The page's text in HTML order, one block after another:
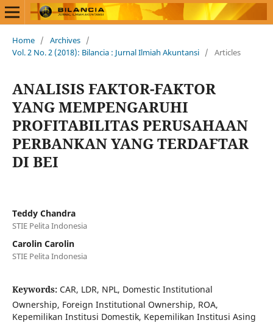
Home / Archives /
Vol. 2 No. 2 (2018): Bilancia : Jurnal Ilmiah Akuntansi / Articles
ANALISIS FAKTOR-FAKTOR
YANG MEMPENGARUHI
PROFITABILITAS PERUSAHAAN
PERBANKAN YANG TERDAFTAR
DI BEI
Teddy Chandra
STIE Pelita Indonesia
Carolin Carolin
STIE Pelita Indonesia
Keywords: CAR, LDR, NPL, Domestic Institutional
Ownership, Foreign Institutional Ownership, ROA,
Kepemilikan Institusi Domestik, Kepemilikan Institusi Asing